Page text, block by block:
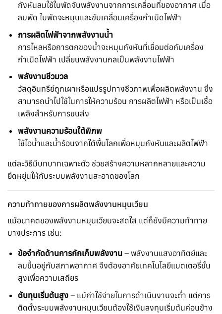
กังหันลมใช้ใบพัดจับพลังงานจากการเคลื่อนที่ของอากาศ เมื่อ
ลมพัด ใบพัดจะหมุนและขับเคลื่อนเครื่องกำเนิดไฟฟ้า
การผลิตไฟฟ้าจากพลังงานน้ำ
การไหลหรือการตกของน้ำจะหมุนกังหันที่เชื่อมต่อกับเครื่อง
กำเนิดไฟฟ้า เปลี่ยนพลังงานกลเป็นพลังงานไฟฟ้า
พลังงานชีวมวล
วัสดุอินทรีย์ถูกเผาหรือแปรรูปทางชีวภาพเพื่อผลิตพลังงาน ซึ่ง
สามารถนำไปใช้ในการให้ความร้อน การผลิตไฟฟ้า หรือเป็นเชื้อ
เพลิงสำหรับการขนส่ง
พลังงานความร้อนใต้พิภพ
ใช้ไอน้ำและน้ำร้อนจากใต้พื้นโลกเพื่อหมุนกังหันและผลิตไฟฟ้า
แต่ละวิธีมีบทบาทเฉพาะตัว ช่วยสร้างความหลากหลายและความ
ยืดหยุ่นให้กับระบบพลังงานสะอาดของโลก
ความท้าทายของการผลิตพลังงานหมุนเวียน
แม้อนาคตของพลังงานหมุนเวียนจะสดใส แต่ก็ยังมีความท้าทาย
บางประการ เช่น:
ข้อจำกัดด้านการกักเก็บพลังงาน– พลังงานแสงอาทิตย์และ
ลมขึ้นอยู่กับสภาพอากาศ จึงต้องอาศัยเทคโนโลยีแบตเตอรี่ขั้น
สูงเพื่อความเสถียร
ต้นทุนเริ่มต้นสูง– แม้ค่าใช้จ่ายในการดำเนินงานจะต่ำ แต่การ
ติดตั้งระบบพลังงานหมุนเวียนต้องใช้เงินลงทุนเริ่มต้นค่อนข้าง